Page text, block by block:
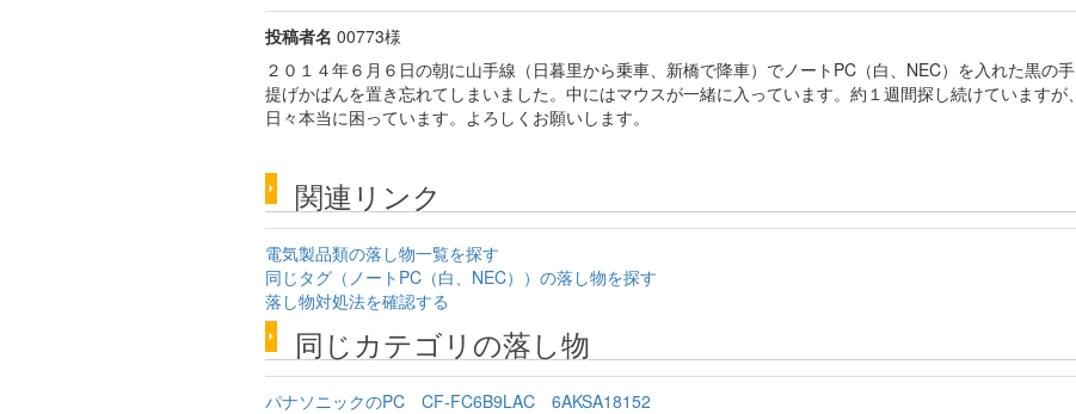
投稿者名 00773様
２０１４年６月６日の朝に山手線（日暮里から乗車、新橋で降車）でノートPC（白、NEC）を入れた黒の手
提げかばんを置き忘れてしまいました。中にはマウスが一緒に入っています。約１週間探し続けていますが、
日々本当に困っています。よろしくお願いします。
関連リンク
電気製品類の落し物一覧を探す
同じタグ（ノートPC（白、NEC））の落し物を探す
落し物対処法を確認する
同じカテゴリの落し物
パナソニックのPC CF-FC6B9LAC 6AKSA18152